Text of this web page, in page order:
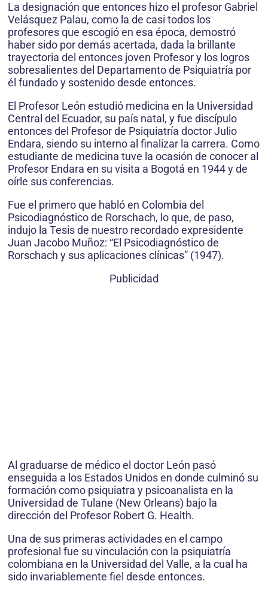
La designación que entonces hizo el profesor Gabriel
Velásquez Palau, como la de casi todos los
profesores que escogió en esa época, demostró
haber sido por demás acertada, dada la brillante
trayectoria del entonces joven Profesor y los logros
sobresalientes del Departamento de Psiquiatría por
él fundado y sostenido desde entonces.
El Profesor León estudió medicina en la Universidad
Central del Ecuador, su país natal, y fue discípulo
entonces del Profesor de Psiquiatría doctor Julio
Endara, siendo su interno al finalizar la carrera. Como
estudiante de medicina tuve la ocasión de conocer al
Profesor Endara en su visita a Bogotá en 1944 y de
oírle sus conferencias.
Fue el primero que habló en Colombia del
Psicodiagnóstico de Rorschach, lo que, de paso,
indujo la Tesis de nuestro recordado expresidente
Juan Jacobo Muñoz: “El Psicodiagnóstico de
Rorschach y sus aplicaciones clínicas” (1947).
Publicidad
Al graduarse de médico el doctor León pasó
enseguida a los Estados Unidos en donde culminó su
formación como psiquiatra y psicoanalista en la
Universidad de Tulane (New Orleans) bajo la
dirección del Profesor Robert G. Health.
Una de sus primeras actividades en el campo
profesional fue su vinculación con la psiquiatría
colombiana en la Universidad del Valle, a la cual ha
sido invariablemente fiel desde entonces.